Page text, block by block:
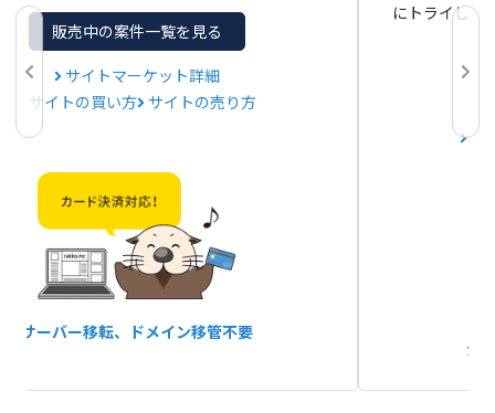
販売中の案件一覧を見る
サイトマーケット詳細
サイトの買い方 サイトの売り方
サーバー移転、 ドメイン移管不要
にトライして
サ
か